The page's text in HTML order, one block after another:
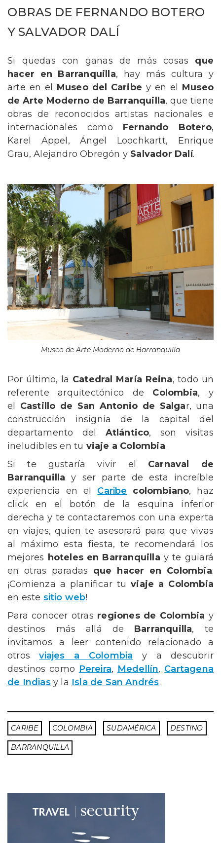
OBRAS DE FERNANDO BOTERO
Y SALVADOR DALÍ
Si quedas con ganas de más cosas que
hacer en Barranquilla, hay más cultura y
arte en el Museo del Caribe y en el Museo
de Arte Moderno de Barranquilla, que tiene
obras de reconocidos artistas nacionales e
internacionales como Fernando Botero,
Karel Appel, Ángel Loochkartt, Enrique
Grau, Alejandro Obregón y Salvador Dalí.
Museo de Arte Moderno de Barranquilla
Por último, la Catedral María Reina, todo un
referente arquitectónico de Colombia, y
el Castillo de San Antonio de Salgar, una
construcción insignia de la capital del
departamento del Atlántico, son visitas
ineludibles en tu viaje a Colombia.
Si te gustaría vivir el Carnaval de
Barranquilla y ser parte de esta increíble
experiencia en el Caribe colombiano, haz
click en el botón de la esquina inferior
derecha y te contactaremos con una experta
en viajes, quien te asesorará para que vivas
al máximo esta fiesta, te recomendará los
mejores hoteles en Barranquilla y te guiará
en otras paradas que hacer en Colombia.
¡Comienza a planificar tuviaje a Colombia
en este sitio web!
Para conocer otras regiones de Colombia y
destinos más allá de Barranquilla, te
invitamos a leer contenido relacionado a
otrosviajes a Colombia y a descubrir
destinos como Pereira, Medellín, Cartagena
de Indiasy la Isla de San Andrés.
CARIBE COLOMBIA SUDAMÉRICA DESTINO
BARRANQUILLA